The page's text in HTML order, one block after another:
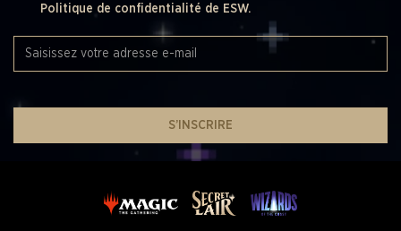
Politique de confidentialité de ESW.
S’INSCRIRE